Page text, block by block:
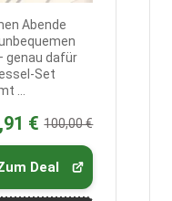
Abende
genau dafür
Set
...
€ 100,00 €
Deal